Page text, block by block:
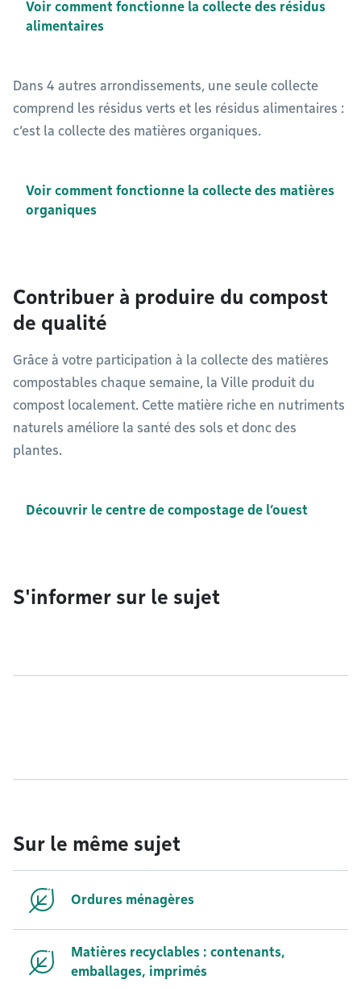
Voir comment fonctionne la collecte des résidus
alimentaires
Dans 4 autres arrondissements, une seule collecte
comprend les résidus verts et les résidus alimentaires :
c’est la collecte des matières organiques.
Voir comment fonctionne la collecte des matières
organiques
Contribuer à produire du compost
de qualité
Grâce à votre participation à la collecte des matières
compostables chaque semaine, la Ville produit du
compost localement. Cette matière riche en nutriments
naturels améliore la santé des sols et donc des
plantes.
Découvrir le centre de compostage de l’ouest
S'informer sur le sujet
Sur le même sujet
Ordures ménagères
Matières recyclables : contenants,
emballages, imprimés